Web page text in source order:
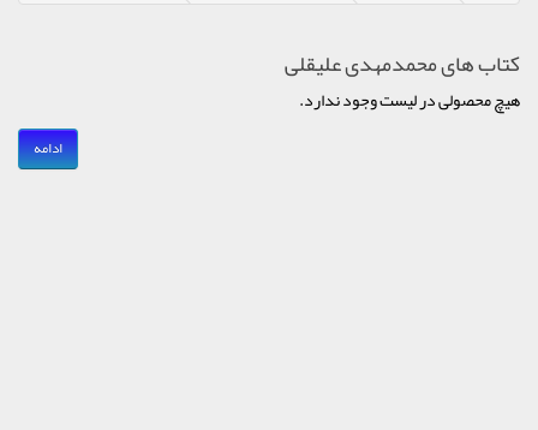
کتاب های محمدمهدی علیقلی
هیچ محصولی در لیست وجود ندارد.
ادامه